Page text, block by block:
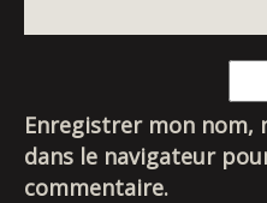
Enregistrer mon nom,
dans le navigateur
commentaire.